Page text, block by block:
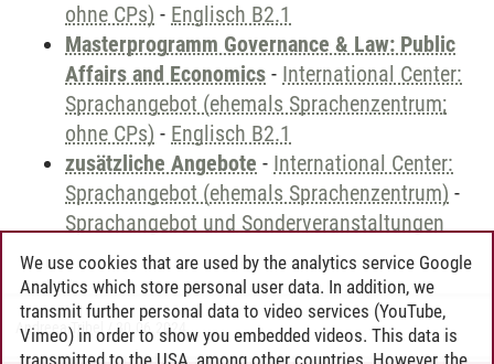
ohne CPs) - Englisch B2.1
Masterprogramm Governance & Law: Public
Affairs and Economics - International Center:
Sprachangebot (ehemals Sprachenzentrum;
ohne CPs) - Englisch B2.1
zusätzliche Angebote - International Center:
Sprachangebot (ehemals Sprachenzentrum) -
Sprachangebot und Sonderveranstaltungen
Andreea Tribel 30.06.2024
We use cookies that are used by the analytics service Google
Analytics which store personal user data. In addition, we
transmit further personal data to video services (YouTube,
Vimeo) in order to show you embedded videos. This data is
transmitted to the USA, among other countries. However, the